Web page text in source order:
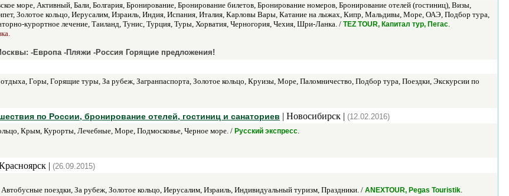
море, Активный, Бали, Болгария, Бронирование, Бронирование билетов, Бронирование номеров, Бронирование отелей (гостиниц), Визы,
Золотое кольцо, Иерусалим, Израиль, Индия, Испания, Италия, Карловы Вары, Катание на лыжах, Кипр, Мальдивы, Море, ОАЭ, Подбор тура,
курортное лечение, Таиланд, Тунис, Турция, Туры, Хорватия, Черногория, Чехия, Шри-Ланка. / TEZ TOUR, Капитал тур, Пегас.
-Европа -Пляжи -Россия Горящие предложения!
Горы, Горящие туры, За рубеж, Загранпаспорта, Золотое кольцо, Круизы, Море, Паломничество, Подбор тура, Поездки, Экскурсии по
по России, бронирование отелей, гостиниц и санаториев | Новосибирск | (12.02.2016)
Крым, Курорты, Лечебные, Море, Подмосковье, Черное море. / Русский экспресс.
| (26.09.2015)
поездки, За рубеж, Золотое кольцо, Иерусалим, Израиль, Индивидуальный туризм, Праздники. / ANEXTOUR, Pegas Touristik.